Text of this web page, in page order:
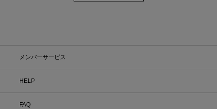
メンバーサービス
HELP
FAQ